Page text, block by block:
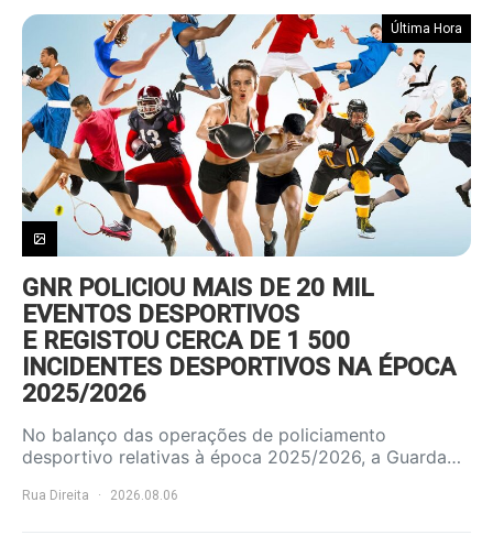
Última Hora
GNR POLICIOU MAIS DE 20 MIL
EVENTOS DESPORTIVOS
E REGISTOU CERCA DE 1 500
INCIDENTES DESPORTIVOS NA ÉPOCA
2025/2026
No balanço das operações de policiamento
desportivo relativas à época 2025/2026, a Guarda…
Rua Direita 2026.08.06